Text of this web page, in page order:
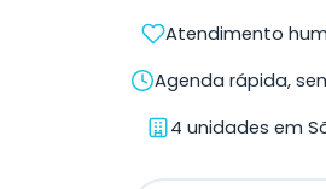
Atendimento
Agenda rápida,
4 unidades em